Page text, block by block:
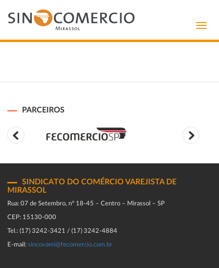
PARCEIROS
SINDICATO DO COMÉRCIO VAREJISTA DE
MIRASSOL
Rua: 07 de Setembro, n° 18-45 – Centro – Mirassol – SP
CEP: 15130-000
Tel.: (17) 3242-3421 / (17) 3242-4884
E-mail: sincovami@fecomercio.com.br